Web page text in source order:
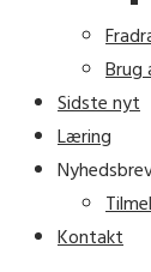
Brug
Sidste nyt
Læring
Kontakt